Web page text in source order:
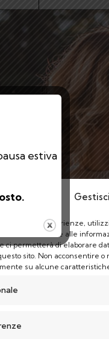
le migliori esperienze,
e/o accedere alle
ci permetterà di elaborare
sito. Non acconsentire
su alcune
estiva